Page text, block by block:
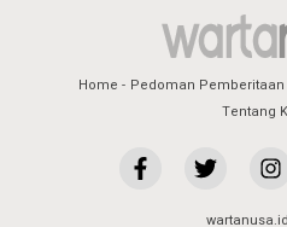
Home Pedoman Pemberitaan
Tentang